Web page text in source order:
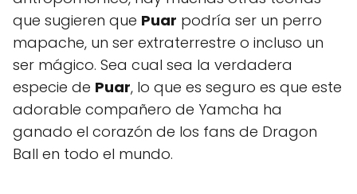
que sugieren que Puar podría ser un perro
mapache, un ser extraterrestre o incluso un
ser mágico. Sea cual sea la verdadera
especie de Puar, lo que es seguro es que este
adorable compañero de Yamcha ha
ganado el corazón de los fans de Dragon
Ball en todo el mundo.